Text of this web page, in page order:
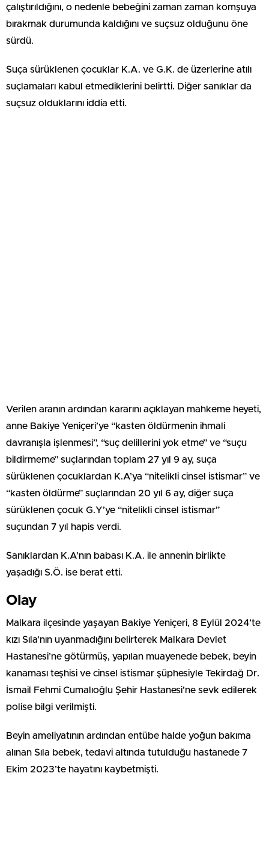
çalıştırıldığını, o nedenle bebeğini zaman zaman komşuya
bırakmak durumunda kaldığını ve suçsuz olduğunu öne
sürdü.
Suça sürüklenen çocuklar K.A. ve G.K. de üzerlerine atılı
suçlamaları kabul etmediklerini belirtti. Diğer sanıklar da
suçsuz olduklarını iddia etti.
Verilen aranın ardından kararını açıklayan mahkeme heyeti,
anne Bakiye Yeniçeri’ye “kasten öldürmenin ihmali
davranışla işlenmesi”, “suç delillerini yok etme” ve “suçu
bildirmeme” suçlarından toplam 27 yıl 9 ay, suça
sürüklenen çocuklardan K.A’ya “nitelikli cinsel istismar” ve
“kasten öldürme” suçlarından 20 yıl 6 ay, diğer suça
sürüklenen çocuk G.Y’ye “nitelikli cinsel istismar”
suçundan 7 yıl hapis verdi.
Sanıklardan K.A’nın babası K.A. ile annenin birlikte
yaşadığı S.Ö. ise berat etti.
Olay
Malkara ilçesinde yaşayan Bakiye Yeniçeri, 8 Eylül 2024’te
kızı Sıla’nın uyanmadığını belirterek Malkara Devlet
Hastanesi’ne götürmüş, yapılan muayenede bebek, beyin
kanaması teşhisi ve cinsel istismar şüphesiyle Tekirdağ Dr.
İsmail Fehmi Cumalıoğlu Şehir Hastanesi’ne sevk edilerek
polise bilgi verilmişti.
Beyin ameliyatının ardından entübe halde yoğun bakıma
alınan Sıla bebek, tedavi altında tutulduğu hastanede 7
Ekim 2023’te hayatını kaybetmişti.